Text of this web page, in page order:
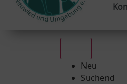
Neu
Suchend